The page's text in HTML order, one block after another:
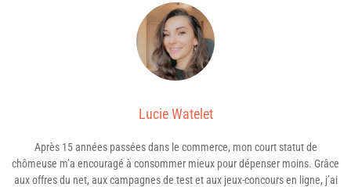
Lucie Watelet
Après 15 années passées dans le commerce, mon court statut de
chômeuse m’a encouragé à consommer mieux pour dépenser moins. Grâce
aux offres du net, aux campagnes de test et aux jeux-concours en ligne, j’ai